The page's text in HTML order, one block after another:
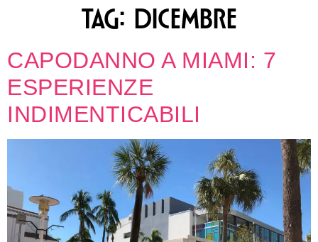
TAG: DICEMBRE
CAPODANNO A MIAMI: 7
ESPERIENZE
INDIMENTICABILI